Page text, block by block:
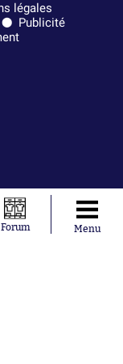
légales
Publicité
Forum Menu